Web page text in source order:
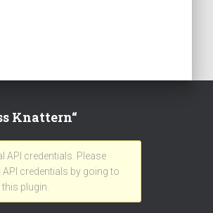
Knattern“
API credentials. Please
credentials by going to
plugin.